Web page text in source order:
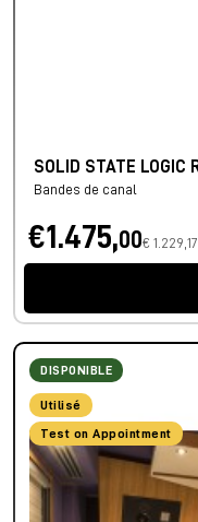
SOLID STATE
Bandes de canal
€1.475,00€
DISPONIBLE
Utilisé
Test on Appointment